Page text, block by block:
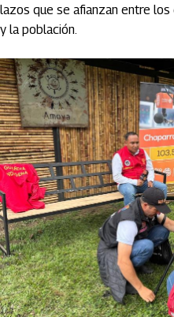
lazos que se afianzan entre
y la población.